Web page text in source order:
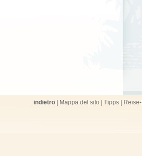
indietro Mappa del sito Tipps